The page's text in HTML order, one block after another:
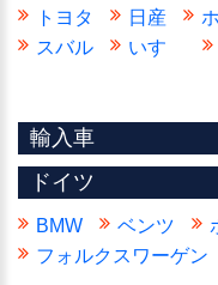
トヨタ 日産
スバル
いすゞ
輸入車
ドイツ
BMW ベンツ
フォルクスワーゲン